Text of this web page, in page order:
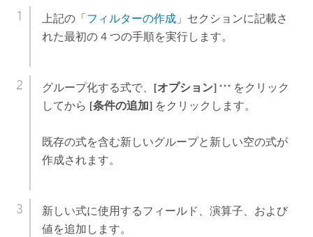
上記の「フィルターの作成」セクションに記載さ
れた最初の 4 つの手順を実行します。
グループ化する式で、 [オプション]
をクリック
してから [条件の追加]をクリックします。
既存の式を含む新しいグループと新しい空の式が
作成されます。
新しい式に使用するフィールド、演算子、および
値を追加します。